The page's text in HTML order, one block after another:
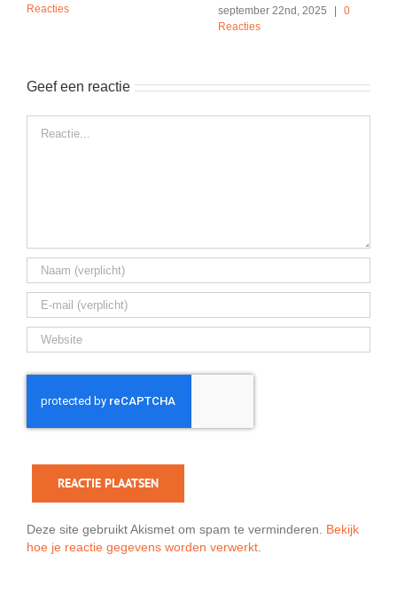
Reacties
september 22nd, 2025 |
0
Reacties
Geef een reactie
Deze site gebruikt Akismet om spam te verminderen. Bekijk
hoe je reactie gegevens worden verwerkt.